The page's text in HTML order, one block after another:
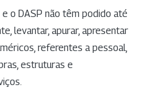
o DASP não têm podido até
levantar, apurar, apresentar
referentes a pessoal,
estruturas e